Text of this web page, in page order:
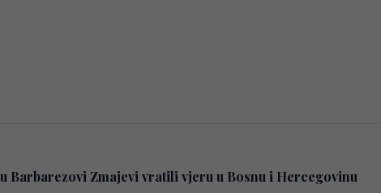
Barbarezovi Zmajevi vratili vjeru u Bosnu i Hercegovinu